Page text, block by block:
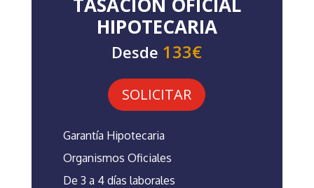
HIPOTECARIA
Desde 133€
SOLICITAR
Garantía Hipotecaria
Organismos Oficiales
De 3 a 4 días laborales